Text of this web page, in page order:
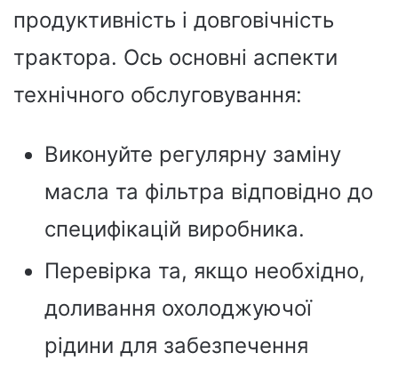
продуктивність і довговічність
трактора. Ось основні аспекти
технічного обслуговування:
Виконуйте регулярну заміну
масла та фільтра відповідно до
специфікацій виробника.
Перевірка та, якщо необхідно,
доливання охолоджуючої
рідини для забезпечення